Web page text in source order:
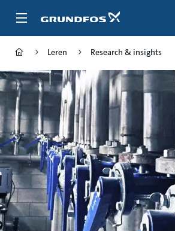
naar
Leren Research & insights